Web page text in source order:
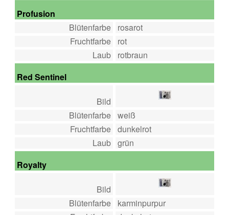
Profusion
Blütenfarbe
rosarot
Fruchtfarbe
rot
Laub
rotbraun
Red Sentinel
Bild
Blütenfarbe weiß
Fruchtfarbe dunkelrot
Laub grün
Royalty
Bild
Blütenfarbe
karminpurpur